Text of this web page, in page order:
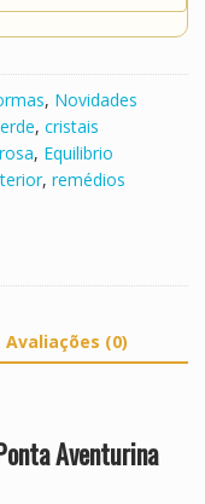
, Novidades
, cristais
, Equilibrio
, remédios
Avaliações (0)
Aventurina